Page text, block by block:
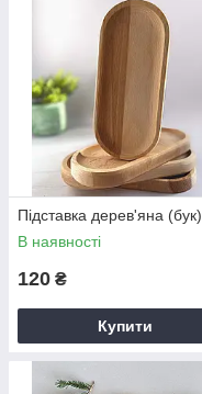
Підставка дерев'яна (бук)
В наявності
120 ₴
Купити